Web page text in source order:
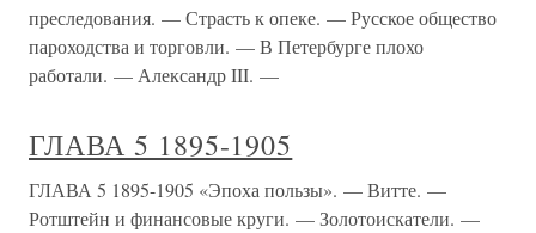
преследования. — Страсть к опеке. — Русское общество
пароходства и торговли. — В Петербурге плохо
работали. — Александр III. —
ГЛАВА 5 1895-1905
ГЛАВА 5 1895-1905 «Эпоха пользы». — Витте. —
Ротштейн и финансовые круги. — Золотоискатели. —